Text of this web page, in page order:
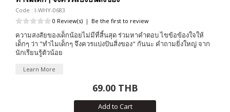
Code : I-WHY-0683
0 Review(s) | Be the first to review
ความสงสัยของเด็กน้อยไม่มีที่สิ้นสุด ร่วมหาคำตอบ ไขข้อข้องใจให้
เด็กๆ ว่า "ทำไมเด็กๆ จึงควรแบ่งปันสิ่งของ" กันนะ คำถามยิ่งใหญ่ จาก
นักเรียนรู้ตัวน้อย
Learn More
69.00 THB
Add to Cart